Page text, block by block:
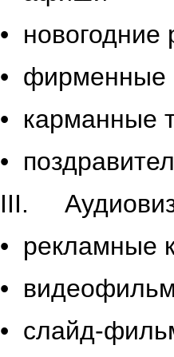
• новогодние
• фирменные
• карманные
•
III.
• рекламные
•
• слайд-